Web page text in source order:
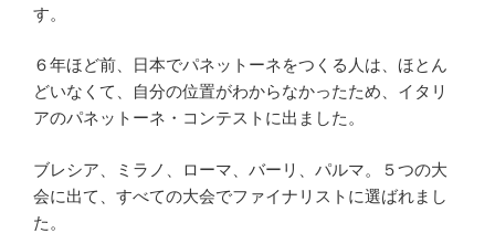
す。
６年ほど前、日本でパネットーネをつくる人は、ほとん
どいなくて、自分の位置がわからなかったため、イタリ
アのパネットーネ・コンテストに出ました。
ブレシア、ミラノ、ローマ、バーリ、パルマ。５つの大
会に出て、すべての大会でファイナリストに選ばれまし
た。